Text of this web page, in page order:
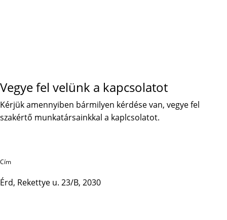
Vegye fel velünk a kapcsolatot
Kérjük amennyiben bármilyen kérdése van, vegye fel
szakértő munkatársainkkal a kaplcsolatot.
Cím
Érd, Rekettye u. 23/B, 2030